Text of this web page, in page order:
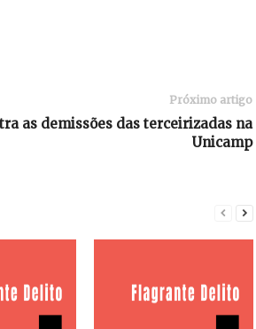
Próximo artigo
as demissões das terceirizadas na
Unicamp